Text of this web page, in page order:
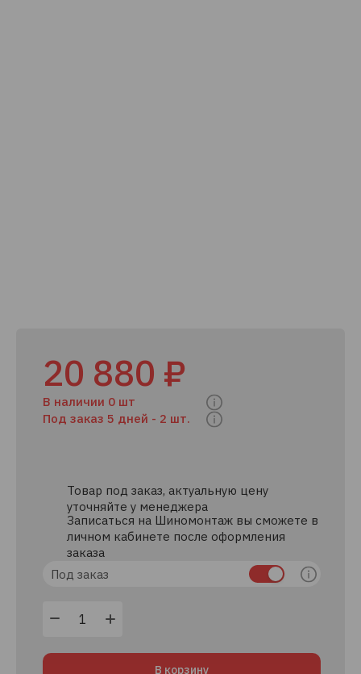
20 880 ₽
В наличии 0 шт
Под заказ 5 дней - 2 шт.
Товар под заказ, актуальную цену
уточняйте у менеджера
Записаться на Шиномонтаж вы сможете в
личном кабинете после оформления
заказа
Под заказ
В корзину